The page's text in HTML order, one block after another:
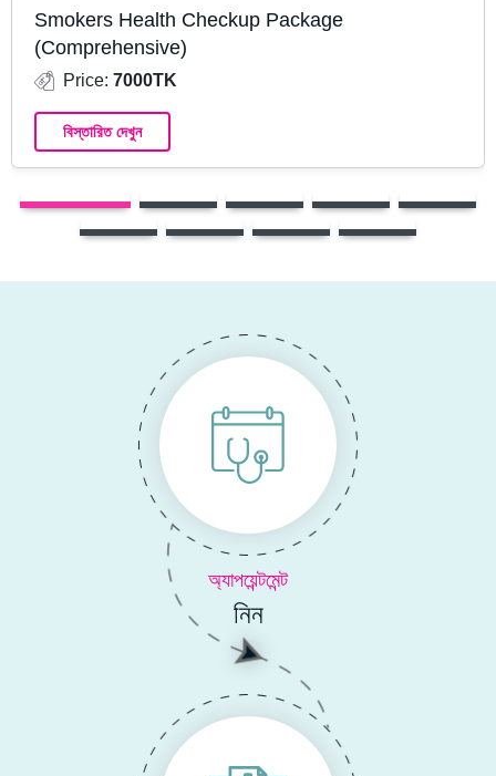
Smokers Health Checkup Package
(Comprehensive)
Price: 7000TK
বিস্তারিত দেখুন
অ্যাপয়েন্টমেন্ট
নিন